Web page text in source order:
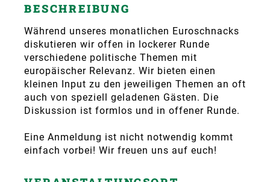
BESCHREIBUNG
Während unseres monatlichen Euroschnacks
diskutieren wir offen in lockerer Runde
verschiedene politische Themen mit
europäischer Relevanz. Wir bieten einen
kleinen Input zu den jeweiligen Themen an oft
auch von speziell geladenen Gästen. Die
Diskussion ist formlos und in offener Runde.
Eine Anmeldung ist nicht notwendig kommt
einfach vorbei! Wir freuen uns auf euch!